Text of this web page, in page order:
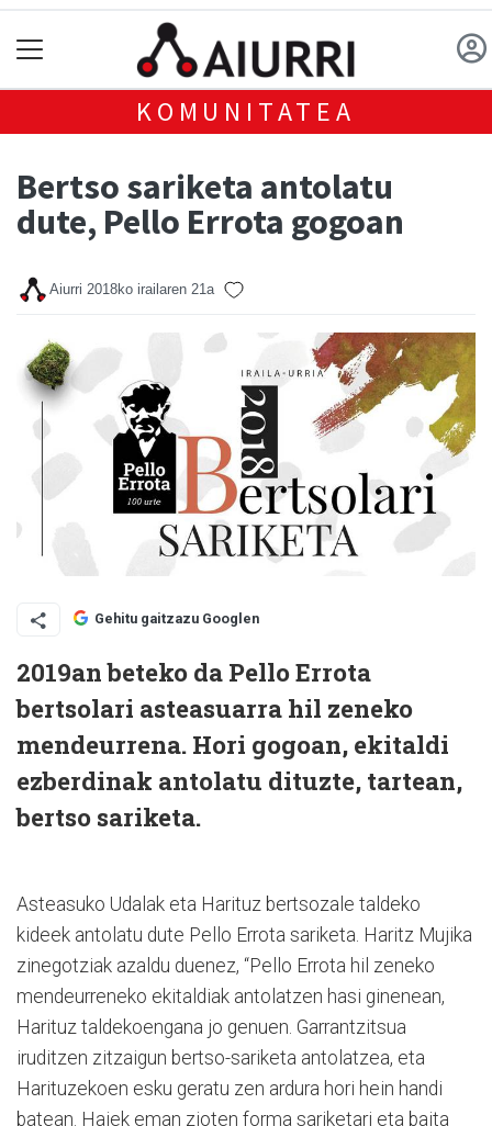
KOMUNITATEA
Bertso sariketa antolatu
dute, Pello Errota gogoan
Aiurri 2018ko irailaren 21a
Gehitu gaitzazu Googlen
2019an beteko da Pello Errota
bertsolari asteasuarra hil zeneko
mendeurrena. Hori gogoan, ekitaldi
ezberdinak antolatu dituzte, tartean,
bertso sariketa.
Asteasuko Udalak eta Harituz bertsozale taldeko
kideek antolatu dute Pello Errota sariketa. Haritz Mujika
zinegotziak azaldu duenez, “Pello Errota hil zeneko
mendeurreneko ekitaldiak antolatzen hasi ginenean,
Harituz taldekoengana jo genuen. Garrantzitsua
iruditzen zitzaigun bertso-sariketa antolatzea, eta
Harituzekoen esku geratu zen ardura hori hein handi
batean. Haiek eman zioten forma sariketari eta baita